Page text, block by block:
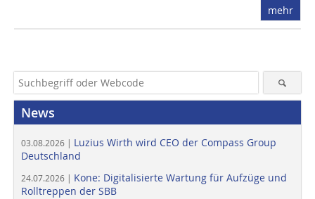
mehr
News
03.08.2026 | Luzius Wirth wird CEO der Compass Group
Deutschland
24.07.2026 | Kone: Digitalisierte Wartung für Aufzüge und
Rolltreppen der SBB